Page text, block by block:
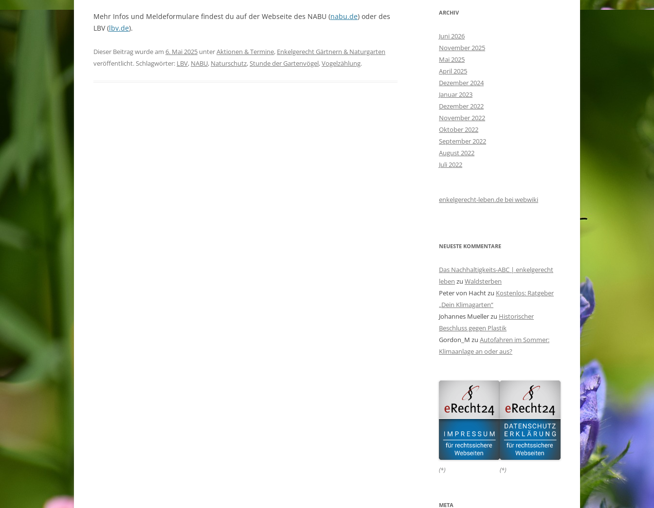
Mehr Infos und Meldeformulare findest du auf der Webseite des NABU (nabu.de) oder des
LBV (lbv.de).
Dieser Beitrag wurde am 6. Mai 2025 unterAktionen & Termine, Enkelgerecht Gärtnern & Naturgarten
veröffentlicht. Schlagwörter: LBV, NABU, Naturschutz,Stunde der Gartenvögel,Vogelzählung.
ARCHIV
Juni 2026
November 2025
Mai 2025
April 2025
Dezember 2024
Januar 2023
Dezember 2022
November 2022
Oktober 2022
September 2022
August 2022
Juli 2022
enkelgerecht-leben.de bei webwiki
NEUESTE KOMMENTARE
Das Nachhaltigkeits-ABC | enkelgerecht
leben zu Waldsterben
Peter von Hachtzu Kostenlos: Ratgeber
„Dein Klimagarten“
Johannes Muellerzu Historischer
Beschluss gegen Plastik
Gordon_M zu Autofahren im Sommer:
Klimaanlage an oder aus?
(*) (*)
META